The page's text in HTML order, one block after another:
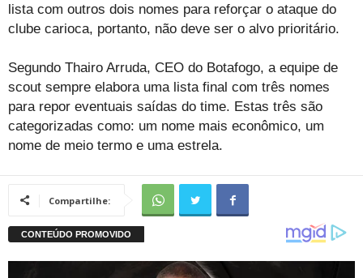
lista com outros dois nomes para reforçar o ataque do
clube carioca, portanto, não deve ser o alvo prioritário.
Segundo Thairo Arruda, CEO do Botafogo, a equipe de
scout sempre elabora uma lista final com três nomes
para repor eventuais saídas do time. Estas três são
categorizadas como: um nome mais econômico, um
nome de meio termo e uma estrela.
Compartilhe: